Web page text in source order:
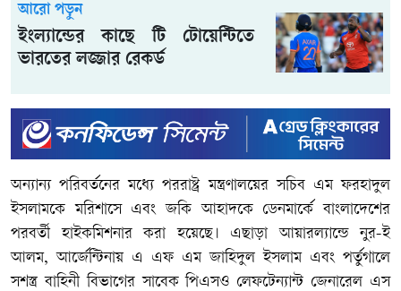
আরো পড়ুন
ইংল্যান্ডের কাছে টি টোয়েন্টিতে
ভারতের লজ্জার রেকর্ড
অন্যান্য পরিবর্তনের মধ্যে পররাষ্ট্র মন্ত্রণালয়ের সচিব এম ফরহাদুল
ইসলামকে মরিশাসে এবং জকি আহাদকে ডেনমার্কে বাংলাদেশের
পরবর্তী হাইকমিশনার করা হয়েছে। এছাড়া আয়ারল্যান্ডে নুর-ই
আলম, আর্জেন্টিনায় এ এফ এম জাহিদুল ইসলাম এবং পর্তুগালে
সশস্ত্র বাহিনী বিভাগের সাবেক পিএসও লেফটেন্যান্ট জেনারেল এস